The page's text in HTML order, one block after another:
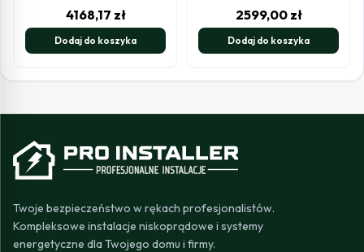
4168,17 zł
Dodaj do koszyka
2599,00 zł
Dodaj do koszyka
Twoje bezpieczeństwo w rękach profesjonalistów.
Kompleksowe instalacje niskoprądowe i systemy
energetyczne dla Twojego domu i firmy.